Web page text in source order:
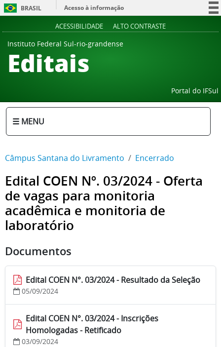
BRASIL
Acesso à informação
ACESSIBILIDADE ALTO CONTRASTE
Instituto Federal Sul-rio-grandense
Editais
Portal do IFSul
☰ MENU
Câmpus Santana do Livramento Encerrado
Edital COEN Nº. 03/2024 - Oferta
de vagas para monitoria
acadêmica e monitoria de
laboratório
Documentos
Edital COEN N°. 03/2024 - Resultado da Seleção
05/09/2024
Edital COEN N°. 03/2024 - Inscrições
Homologadas - Retificado
03/09/2024